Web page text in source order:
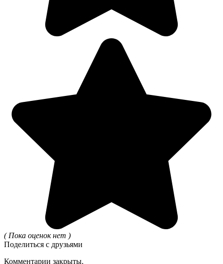
( Пока оценок нет )
Поделиться с друзьями
Комментарии закрыты.